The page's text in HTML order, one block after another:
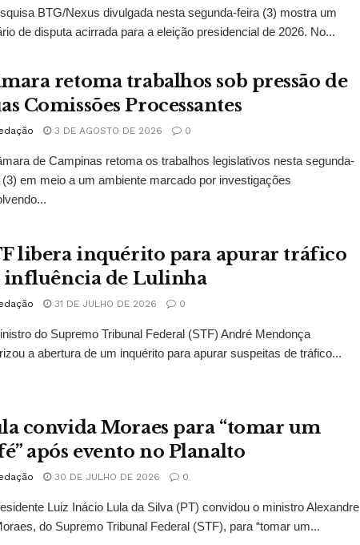
BTG/Nexus divulgada nesta segunda-feira (3) mostra um
de disputa acirrada para a eleição presidencial de 2026. No...
retoma trabalhos sob pressão de
Comissões Processantes
3 DE AGOSTO DE 2026 0
de Campinas retoma os trabalhos legislativos nesta segunda-
(3) em meio a um ambiente marcado por investigações
libera inquérito para apurar tráfico
influência de Lulinha
31 DE JULHO DE 2026 0
do Supremo Tribunal Federal (STF) André Mendonça
a abertura de um inquérito para apurar suspeitas de tráfico...
convida Moraes para “tomar um
após evento no Planalto
30 DE JULHO DE 2026 0
Luiz Inácio Lula da Silva (PT) convidou o ministro Alexandre
do Supremo Tribunal Federal (STF), para “tomar um...